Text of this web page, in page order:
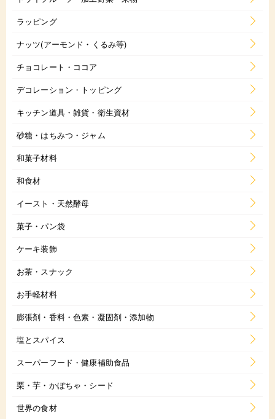
ラッピング
ナッツ(アーモンド・くるみ等)
チョコレート・ココア
デコレーション・トッピング
キッチン道具・雑貨・衛生資材
砂糖・はちみつ・ジャム
和菓子材料
和食材
イースト・天然酵母
菓子・パン袋
ケーキ装飾
お茶・スナック
お手軽材料
膨張剤・香料・色素・凝固剤・添加物
塩とスパイス
スーパーフード・健康補助食品
栗・芋・かぼちゃ・シード
世界の食材